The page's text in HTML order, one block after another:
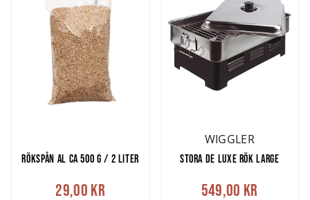
RÖKSPÅN AL CA 500 G / 2 LITER
29,00 kr
WIGGLER
STORA DE LUXE RÖK LARGE
549,00 kr